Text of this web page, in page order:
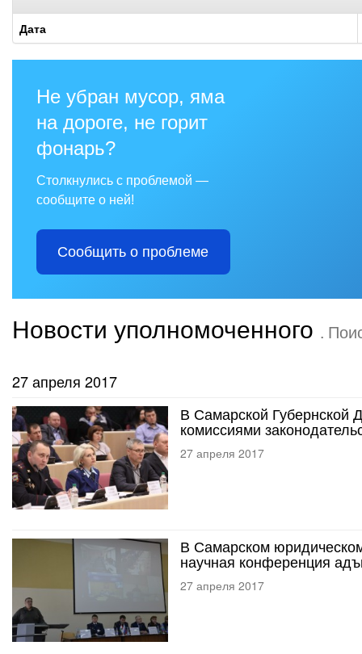
Дата
Не убран мусор, яма
на дороге, не горит
фонарь?
Столкнулись с проблемой —
сообщите о ней!
Сообщить о проблеме
Новости уполномоченного .
27 апреля 2017
В Самарской Губернской
комиссиями
27 апреля 2017
В Самарском
научная конференция
27 апреля 2017